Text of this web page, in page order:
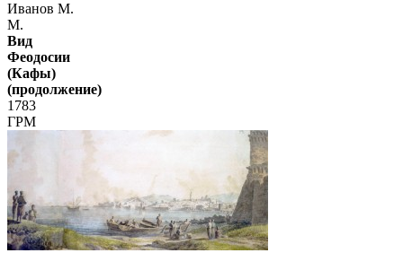
Иванов М.
М.
Вид
Феодосии
(Кафы)
(продолжение)
1783
ГРМ